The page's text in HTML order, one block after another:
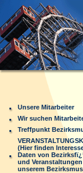
Unsere Mitarbeiter
Wir suchen
Treffpunkt
(Hier finden
Daten von
und
unserem